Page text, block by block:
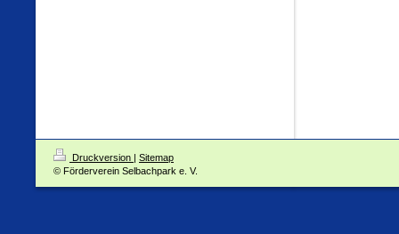
Druckversion | Sitemap
© Förderverein Selbachpark e. V.